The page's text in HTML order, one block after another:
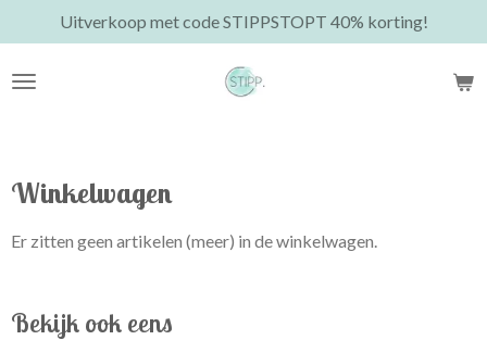
direct
naar
Uitverkoop met code STIPPSTOPT 40% korting!
Winkelwagen
Er zitten geen artikelen (meer) in de winkelwagen.
Bekijk ook eens